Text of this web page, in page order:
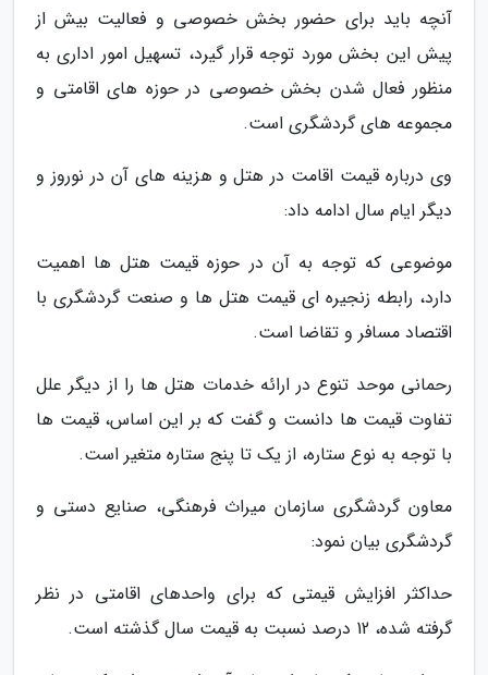
آنچه باید برای حضور بخش خصوصی و فعالیت بیش از
پیش این بخش مورد توجه قرار گیرد، تسهیل امور اداری به
منظور فعال شدن بخش خصوصی در حوزه های اقامتی و
مجموعه های گردشگری است.
وی درباره قیمت اقامت در هتل و هزینه های آن در نوروز و
دیگر ایام سال ادامه داد:
موضوعی که توجه به آن در حوزه قیمت هتل ها اهمیت
دارد، رابطه زنجیره ای قیمت هتل ها و صنعت گردشگری با
اقتصاد مسافر و تقاضا است.
رحمانی موحد تنوع در ارائه خدمات هتل ها را از دیگر علل
تفاوت قیمت ها دانست و گفت که بر این اساس، قیمت ها
با توجه به نوع ستاره، از یک تا پنج ستاره متغیر است.
معاون گردشگری سازمان میراث فرهنگی، صنایع دستی و
گردشگری بیان نمود:
حداکثر افزایش قیمتی که برای واحدهای اقامتی در نظر
گرفته شده، 12 درصد نسبت به قیمت سال گذشته است.